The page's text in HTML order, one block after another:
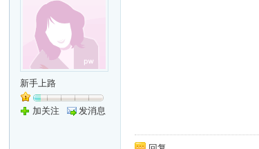
新手上路
加关注 发消息